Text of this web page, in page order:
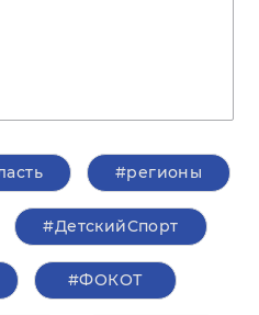
#регионы
#ДетскийСпорт
#ФОКОТ